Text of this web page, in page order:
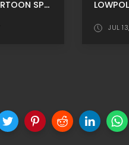
LOWPOLY CARTOON SPYMAN MODELING P5 / 手與身體的結合
JUL